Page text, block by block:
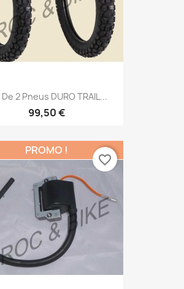
2 Pneus DURO TRAIL...
99,50 €
PROMO !
favorite_border